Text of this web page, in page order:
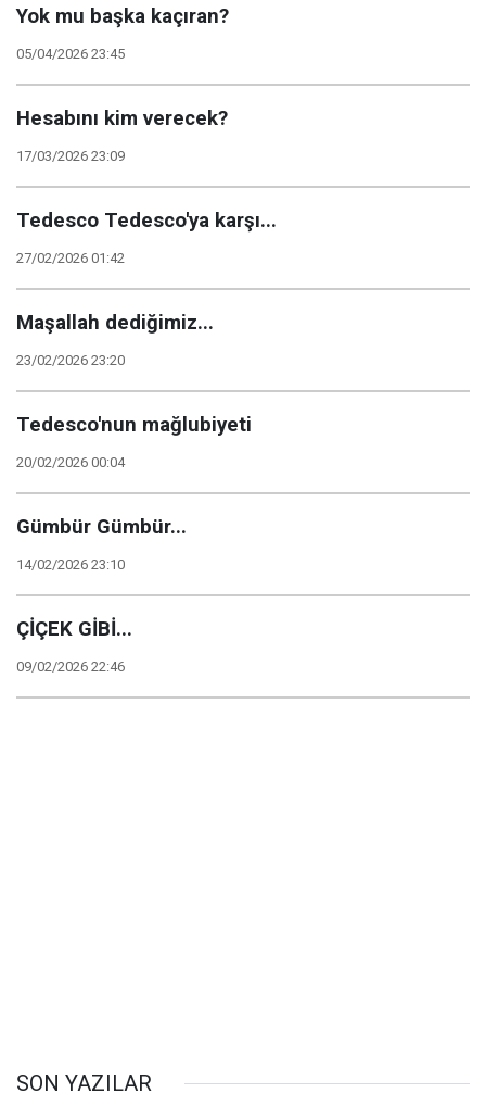
Yok mu başka kaçıran?
05/04/2026 23:45
Hesabını kim verecek?
17/03/2026 23:09
Tedesco Tedesco'ya karşı...
27/02/2026 01:42
Maşallah dediğimiz...
23/02/2026 23:20
Tedesco'nun mağlubiyeti
20/02/2026 00:04
Gümbür Gümbür...
14/02/2026 23:10
ÇİÇEK GİBİ...
09/02/2026 22:46
SON YAZILAR